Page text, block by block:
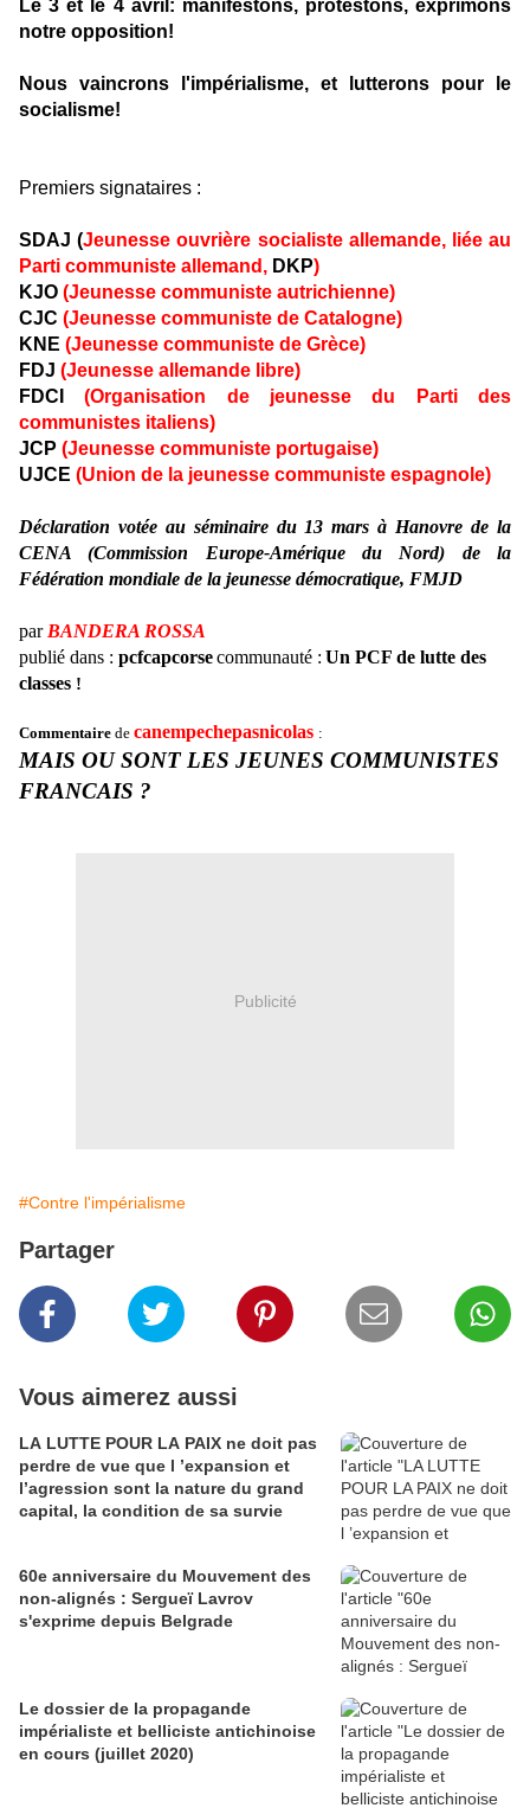
Le 3 et le 4 avril: manifestons, protestons, exprimons
notre opposition!
Nous vaincrons l'impérialisme, et lutterons pour le
socialisme!
Premiers signataires :
SDAJ (Jeunesse ouvrière socialiste allemande, liée au
Parti communiste allemand, DKP)
KJO (Jeunesse communiste autrichienne)
CJC (Jeunesse communiste de Catalogne)
KNE (Jeunesse communiste de Grèce)
FDJ (Jeunesse allemande libre)
FDCI
(Organisation de jeunesse du Parti des
communistes italiens)
JCP (Jeunesse communiste portugaise)
UJCE (Union de la jeunesse communiste espagnole)
Déclaration votée au séminaire du 13 mars à Hanovre de la
CENA (Commission Europe-Amérique du Nord) de la
Fédération mondiale de la jeunesse démocratique, FMJD
par BANDERA ROSSA
publié dans : pcfcapcorsecommunauté : Un PCF de lutte des
classes !
Commentaire de canempechepasnicolas :
MAIS OU SONT LES JEUNES COMMUNISTES
FRANCAIS ?
Publicité
#Contre l'impérialisme
Partager
Vous aimerez aussi
LA LUTTE POUR LA PAIX ne doit pas
perdre de vue que l ’expansion et
l’agression sont la nature du grand
capital, la condition de sa survie
60e anniversaire du Mouvement des
non-alignés : Sergueï Lavrov
s'exprime depuis Belgrade
Le dossier de la propagande
impérialiste et belliciste antichinoise
en cours (juillet 2020)